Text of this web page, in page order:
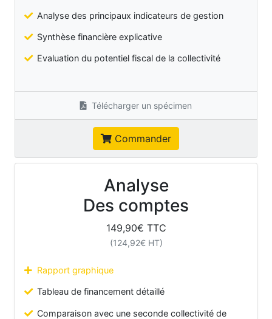
Analyse des principaux indicateurs de gestion
Synthèse financière explicative
Evaluation du potentiel fiscal de la collectivité
Télécharger un spécimen
Commander
Analyse
Des comptes
149,90€ TTC
(124,92€ HT)
Rapport graphique
Tableau de financement détaillé
Comparaison avec une seconde collectivité de